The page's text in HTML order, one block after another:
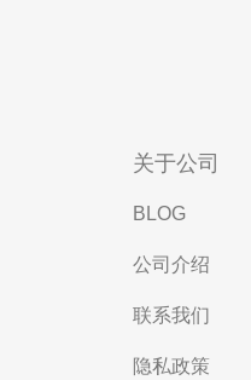
关于公司
BLOG
公司介绍
联系我们
隐私政策